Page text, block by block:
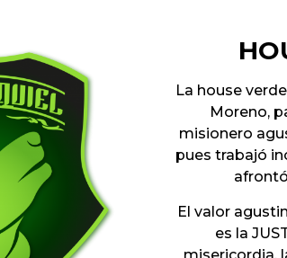
La house
Moreno,
misionero
pues trabajó
El valor
es la